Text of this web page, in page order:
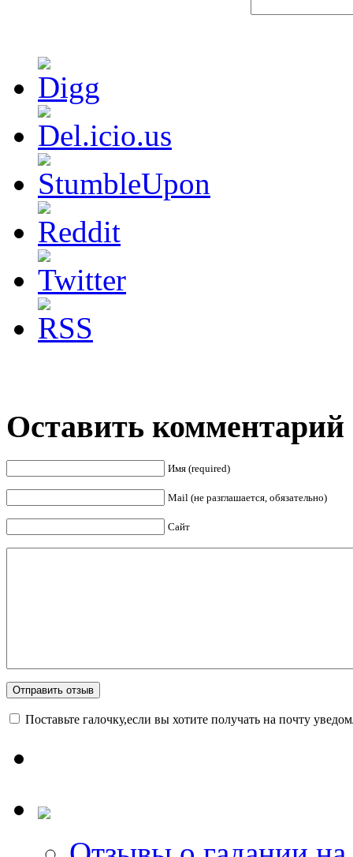
Оставить комментарий
Имя (required)
Mail (не разглашается, обязательно)
Сайт
Поставьте галочку,если вы хотите получать на почту